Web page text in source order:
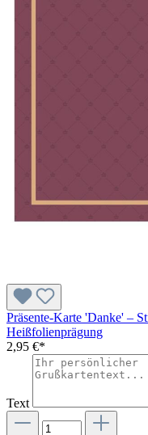
Präsente-Karte 'Danke' –
Heißfolienprägung
2,95 €*
Text